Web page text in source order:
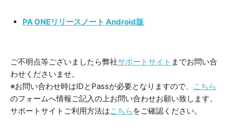
PA ONEリリースノート Android版
ご不明点等ございましたら弊社サポートサイト までお問い合
わせくださいませ。
※お問い合わせ時はIDとPassが必要となりますので、
こちら
のフォームへ情報ご記入の上お問い合わせお願い致します。
サポートサイトご利用方法はこちら をご確認ください。